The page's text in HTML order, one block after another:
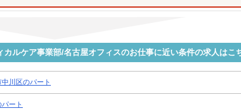
ルケア事業部/名古屋オフィスのお仕事に近い条件の求人はこ
川区のパート
ート